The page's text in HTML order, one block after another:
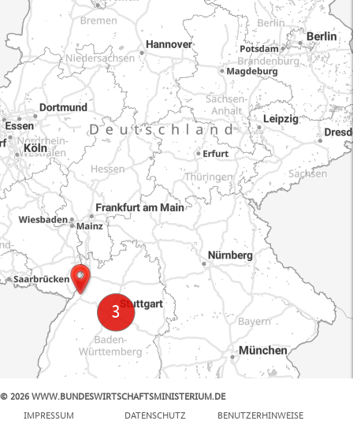
© 2026 WWW.BUNDESWIRTSCHAFTSMINISTERIUM.DE
IMPRESSUM
DATENSCHUTZ BENUTZERHINWEISE